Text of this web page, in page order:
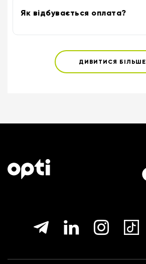
Як відбувається оплата?
ДИВИТИСЯ БІЛЬШЕ